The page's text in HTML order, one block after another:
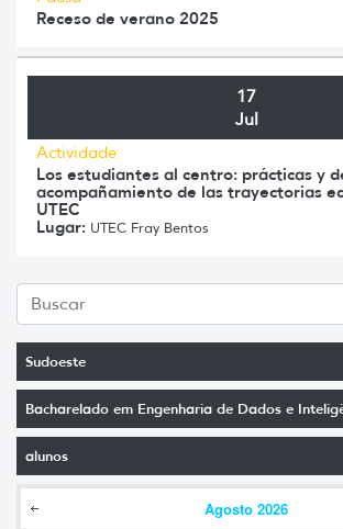
Sudoeste
Bacharelado em Engenharia de Dados e
alunos
Agosto 2026
Receso de verano 2025
17
Jul
Actividade
Los estudiantes al centro: prácticas y
acompañamiento de las trayectorias
UTEC
Lugar: UTEC Fray Bentos